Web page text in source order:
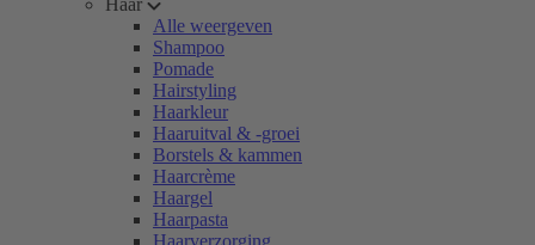
Haar
Alle weergeven
Shampoo
Pomade
Hairstyling
Haarkleur
Haaruitval & -groei
Borstels & kammen
Haarcrème
Haargel
Haarpasta
Haarverzorging